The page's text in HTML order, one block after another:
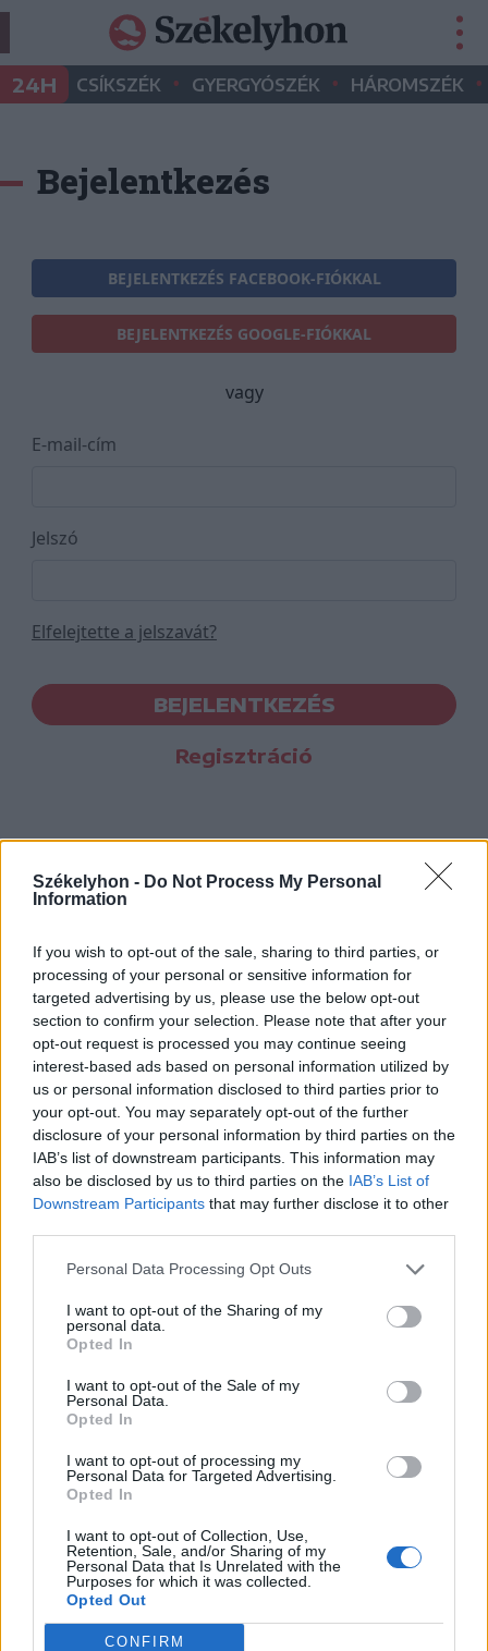
Székelyhon - Do Not Process My Personal
Information
If you wish to opt-out of the sale, sharing to third parties, or
processing of your personal or sensitive information for
targeted advertising by us, please use the below opt-out
section to confirm your selection. Please note that after your
opt-out request is processed you may continue seeing
interest-based ads based on personal information utilized by
us or personal information disclosed to third parties prior to
your opt-out. You may separately opt-out of the further
disclosure of your personal information by third parties on the
IAB’s list of downstream participants. This information may
also be disclosed by us to third parties on the IAB’s List of
Downstream Participants that may further disclose it to other
Personal Data Processing Opt Outs
I want to opt-out of the Sharing of my
personal data.
Opted In
I want to opt-out of the Sale of my
Personal Data.
Opted In
I want to opt-out of processing my
Personal Data for Targeted Advertising.
Opted In
I want to opt-out of Collection, Use,
Retention, Sale, and/or Sharing of my
Personal Data that Is Unrelated with the
Purposes for which it was collected.
Opted Out
CONFIRM
24H CSÍKSZÉK • GYERGYÓSZÉK • HÁROMSZÉK •
Bejelentkezés
BEJELENTKEZÉS FACEBOOK-FIÓKKAL
BEJELENTKEZÉS GOOGLE-FIÓKKAL
vagy
E-mail-cím
Jelszó
Elfelejtette a jelszavát?
BEJELENTKEZÉS
Regisztráció
Hasznos
Impresszum
Szerzői jogok
Adatvédelmi tájékoztató
Cookie-kezelési tájékoztató
Hozzászólási szabályzat
Nyomtatott lapjaink archívuma
Székely Hírmondó archívuma
Sütibeállítások
Médiatér
Liget
Krónika
Bihari Napló
Erdélyi Napló